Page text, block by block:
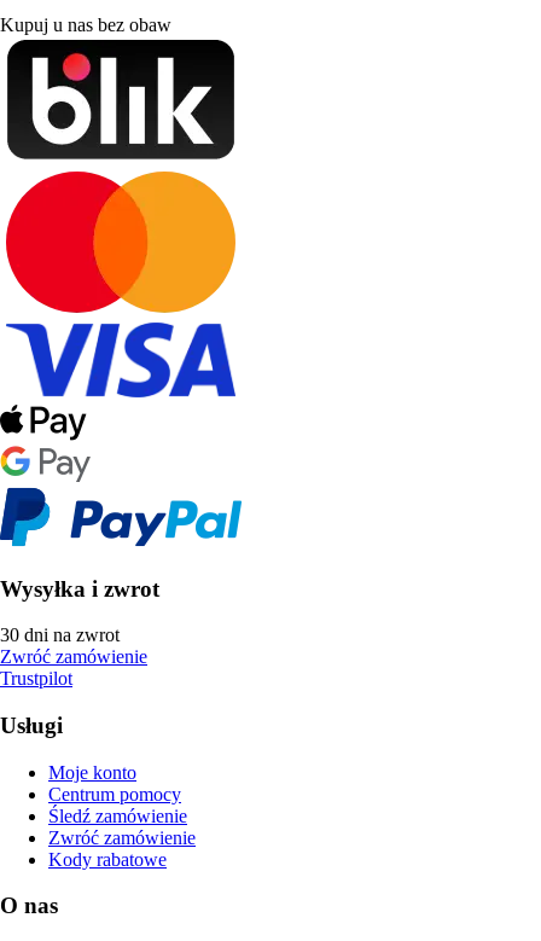
Kupuj u nas bez obaw
Wysyłka i zwrot
30 dni na zwrot
Zwróć zamówienie
Trustpilot
Usługi
Moje konto
Centrum pomocy
Śledź zamówienie
Zwróć zamówienie
Kody rabatowe
O nas